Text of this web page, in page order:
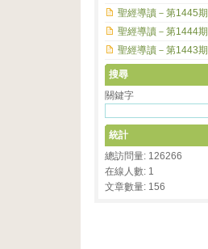
聖經導讀－第1445期
聖經導讀－第1444期
聖經導讀－第1443期
搜尋
關鍵字
統計
總訪問量: 126266
在線人數: 1
文章數量: 156